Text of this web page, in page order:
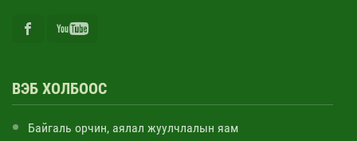
ВЭБ ХОЛБООС
Байгаль орчин, аялал жуулчлалын яам